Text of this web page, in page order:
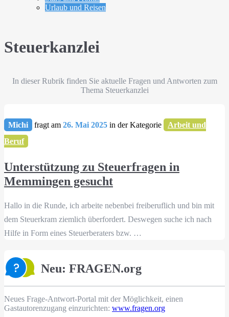
Urlaub und Reisen
Steuerkanzlei
In dieser Rubrik finden Sie aktuelle Fragen und Antworten zum
Thema Steuerkanzlei
Michi fragt am 26. Mai 2025 in der Kategorie
Arbeit und
Beruf
Unterstützung zu Steuerfragen in
Memmingen gesucht
Hallo in die Runde, ich arbeite nebenbei freiberuflich und bin mit
dem Steuerkram ziemlich überfordert. Deswegen suche ich nach
Hilfe in Form eines Steuerberaters bzw. …
Neu: FRAGEN.org
Neues Frage-Antwort-Portal mit der Möglichkeit, einen
Gastautorenzugang einzurichten: www.fragen.org